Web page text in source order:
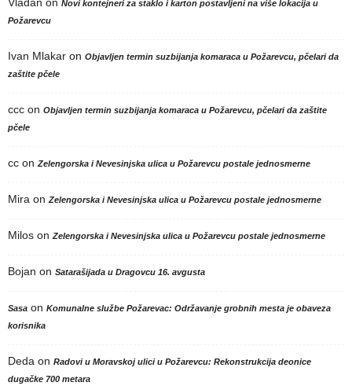
Novi kontejneri za staklo i karton postavljeni na više lokacija u
Požarevcu
Ivan Mlakar on Objavljen termin suzbijanja komaraca u Požarevcu, pčelari da
zaštite pčele
ccc on Objavljen termin suzbijanja komaraca u Požarevcu, pčelari da zaštite
pčele
cc on Zelengorska i Nevesinjska ulica u Požarevcu postale jednosmerne
Mira on Zelengorska i Nevesinjska ulica u Požarevcu postale jednosmerne
Milos on Zelengorska i Nevesinjska ulica u Požarevcu postale jednosmerne
Bojan on Satarašijada u Dragovcu 16. avgusta
Sasa on Komunalne službe Požarevac: Održavanje grobnih mesta je obaveza
korisnika
Deda on Radovi u Moravskoj ulici u Požarevcu: Rekonstrukcija deonice
dugačke 700 metara